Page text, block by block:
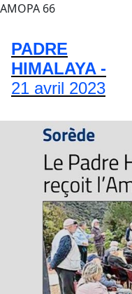
AMOPA 66
PADRE
HIMALAYA -
21 avril 2023